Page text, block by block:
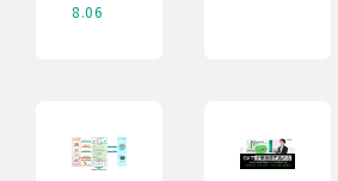
8.06